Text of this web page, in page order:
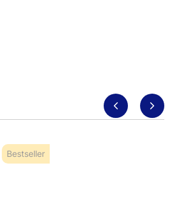
Bestseller